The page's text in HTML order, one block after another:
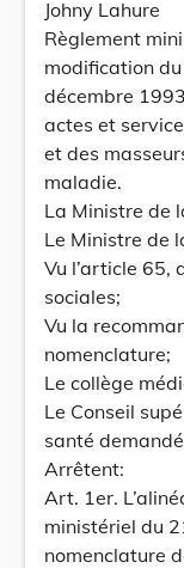
Johny Lahure
Règlement
modification
décembre
actes et
et des
maladie.
La Ministre de
Le Ministre de
Vu l’article 65,
sociales;
Vu la
nomenclature;
Le collège
Le Conseil
santé
Arrêtent:
Art. 1er.
ministériel du
nomenclature